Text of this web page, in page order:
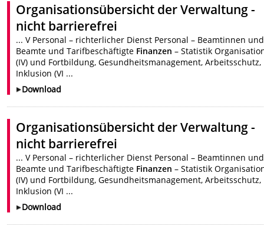
Organisationsübersicht der Verwaltung -
nicht barrierefrei
... V Personal – richterlicher Dienst Personal – Beamtinnen und
Beamte und Tarifbeschäftigte Finanzen – Statistik
(IV) und Fortbildung, Gesundheitsmanagement, Arbeitsschutz,
Inklusion (VI ...
Download
Organisationsübersicht der Verwaltung -
nicht barrierefrei
... V Personal – richterlicher Dienst Personal – Beamtinnen und
Beamte und Tarifbeschäftigte Finanzen – Statistik
(IV) und Fortbildung, Gesundheitsmanagement, Arbeitsschutz,
Inklusion (VI ...
Download